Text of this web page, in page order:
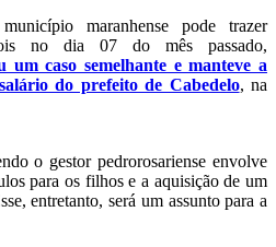
maranhense pode trazer
no dia 07 do mês passado,
um caso semelhante e manteve a
do prefeito de Cabedelo, na
o gestor pedrorosariense envolve
para os filhos e a aquisição de um
entretanto, será um assunto para a